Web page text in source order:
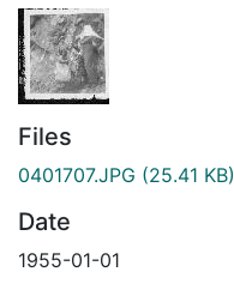
Files
0401707.JPG (25.41 KB)
Date
1955-01-01